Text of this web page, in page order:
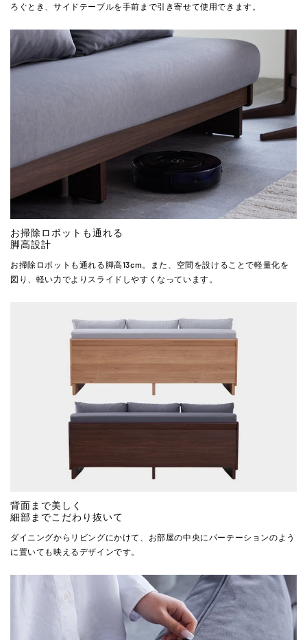
ろぐとき、サイドテーブルを手前まで引き寄せて使用できます。
お掃除ロボットも通れる
脚高設計
お掃除ロボットも通れる脚高13cm。また、空間を設けることで軽量化を
図り、軽い力でよりスライドしやすくなっています。
背面まで美しく
細部までこだわり抜いて
ダイニングからリビングにかけて、お部屋の中央にパーテーションのよう
に置いても映えるデザインです。